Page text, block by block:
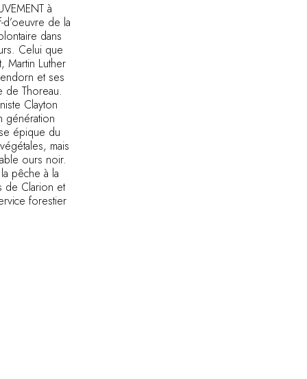
à
de la
dans
Celui que
Martin Luther
et ses
de Thoreau.
Clayton
génération
épique du
mais
ours noir.
pêche à la
de Clarion et
forestier